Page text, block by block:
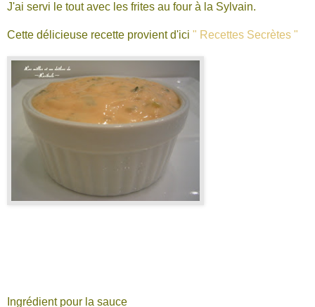
J'ai servi le tout avec les frites au four à la Sylvain.
Cette délicieuse recette provient d'ici " Recettes Secrètes "
Ingrédient pour la sauce